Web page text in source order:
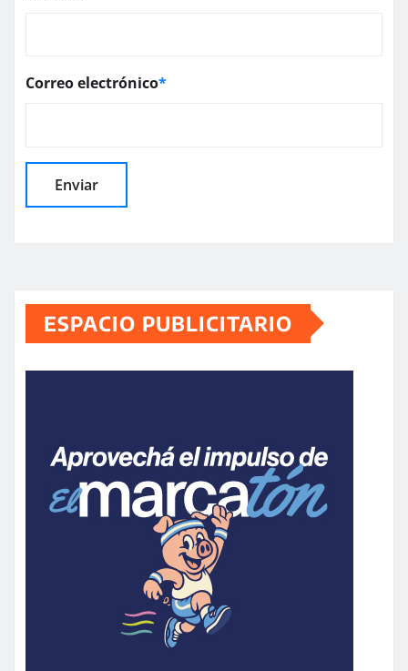
Correo electrónico*
ESPACIO PUBLICITARIO